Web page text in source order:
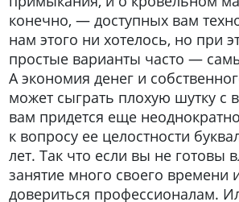
конечно, — доступных вам
нам этого ни хотелось, но при
простые варианты часто —
А экономия денег и
может сыграть плохую шутку
вам придется еще
к вопросу ее целостности
лет. Так что если вы не готовы
занятие много своего времени
довериться профессионалам.